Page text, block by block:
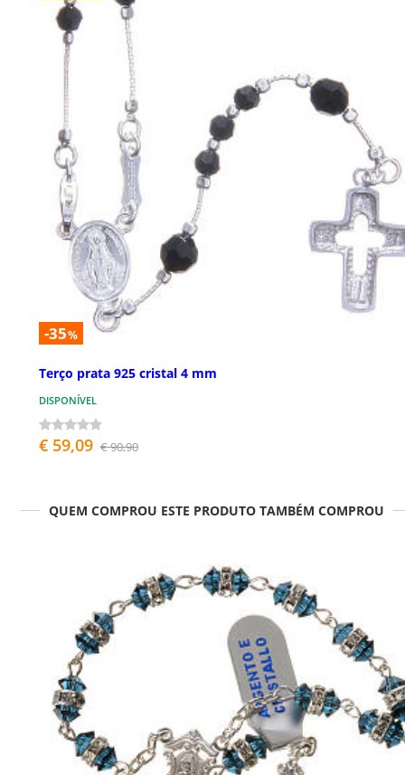
-35%
Terço prata 925 cristal 4 mm
DISPONÍVEL
€ 59,09 € 90,90
QUEM COMPROU ESTE PRODUTO TAMBÉM COMPROU